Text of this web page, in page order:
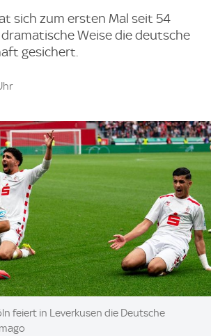
sich zum ersten Mal seit 54
Weise die deutsche
gesichert.
feiert in Leverkusen die Deutsche